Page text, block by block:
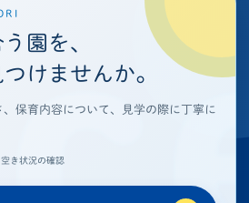
園を、
けませんか。
保育内容について、見学の際に丁寧に
空き状況の確認